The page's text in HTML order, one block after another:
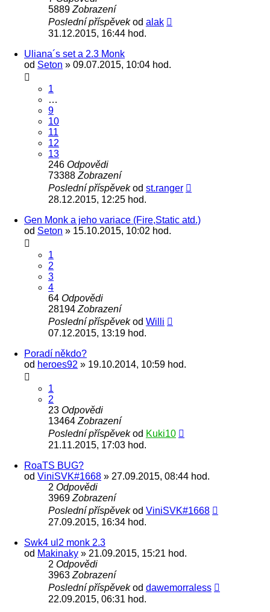
5889 Zobrazení
Poslední příspěvekod alak
31.12.2015, 16:44 hod.
Uliana´s set a 2.3 Monk
od Seton » 09.07.2015, 10:04 hod.
1
…
9
10
11
12
13
246 Odpovědi
73388 Zobrazení
Poslední příspěvekod st.ranger
28.12.2015, 12:25 hod.
Gen Monk a jeho variace (Fire,Static atd.)
od Seton » 15.10.2015, 10:02 hod.
1
2
3
4
64 Odpovědi
28194 Zobrazení
Poslední příspěvekod Willi
07.12.2015, 13:19 hod.
Poradí někdo?
od heroes92 » 19.10.2014, 10:59 hod.
1
2
23 Odpovědi
13464 Zobrazení
Poslední příspěvekod Kuki10
21.11.2015, 17:03 hod.
RoaTS BUG?
od ViniSVK#1668 » 27.09.2015, 08:44 hod.
2 Odpovědi
3969 Zobrazení
Poslední příspěvekod ViniSVK#1668
27.09.2015, 16:34 hod.
Swk4 ul2 monk 2.3
od Makinaky » 21.09.2015, 15:21 hod.
2 Odpovědi
3963 Zobrazení
Poslední příspěvekod dawemorraless
22.09.2015, 06:31 hod.